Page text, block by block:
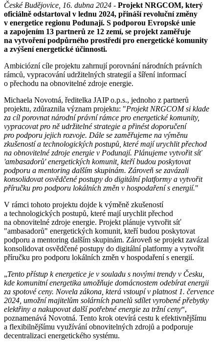
České Budějovice, 16. dubna 2024 - Projekt NRGCOM, který
oficiálně odstartoval v lednu 2024, přináší revoluční změny
v energetice regionu Podunají. S podporou Evropské unie
a zapojením 13 partnerů ze 12 zemí, se projekt zaměřuje
na vytvoření podpůrného prostředí pro energetické komunity
a zvýšení energetické účinnosti.
Ambiciózní cíle projektu zahrnují porovnání národních právních
rámců, vypracování udržitelných strategií a šíření informací
o přechodu na obnovitelné zdroje energie.
Michaela Novotná, ředitelka JAIP o.p.s., jednoho z partnerů
projektu, zdůraznila význam projektu: "Projekt NRGCOM si klade
za cíl porovnat národní právní rámce pro energetické komunity,
vypracovat pro ně udržitelné strategie a přinést doporučení
pro podporu jejich rozvoje. Dále se zaměřujeme na výměnu
zkušeností a technologických postupů, které mají urychlit přechod
na obnovitelné zdroje energie v Podunají. Plánujeme vytvořit síť
'ambasadorů' energetických komunit, kteří budou poskytovat
podporu a mentoring dalším skupinám. Zároveň se zavázali
konsolidovat osvědčené postupy do digitální platformy a vytvořit
příručku pro podporu lokálních změn v hospodaření s energií."
V rámci tohoto projektu dojde k výměně zkušeností
a technologických postupů, které mají urychlit přechod
na obnovitelné zdroje energie. Projekt plánuje vytvořit síť
"ambasadorů" energetických komunit, kteří budou poskytovat
podporu a mentoring dalším skupinám. Zároveň se projekt zavázal
konsolidovat osvědčené postupy do digitální platformy a vytvořit
příručku pro podporu lokálních změn v hospodaření s energií.
„Tento přístup k energetice je v souladu s novými trendy v Česku,
kde komunitní energetika umožňuje domácnostem odebírat energii
za spotové ceny. Novela zákona, která vstoupí v platnost 1. července
2024, umožní majitelům solárních panelů sdílet vyrobené přebytky
elektřiny a nakupovat další potřebné energie za tržní ceny“,
poznamenává Novotná. Tento krok otevírá cestu k efektivnějšímu
a flexibilnějšímu využívání obnovitelných zdrojů a podporuje
decentralizaci energetického systému.